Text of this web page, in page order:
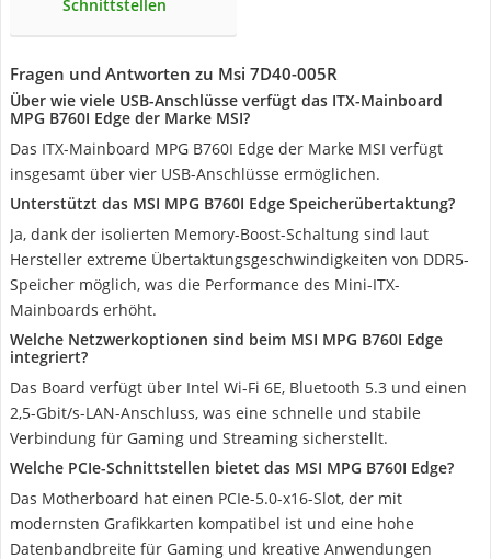
Schnittstellen
Fragen und Antworten zu Msi ‎7D40-005R
Über wie viele USB-Anschlüsse verfügt das ITX-Mainboard
MPG B760I Edge der Marke MSI?
Das ITX-Mainboard MPG B760I Edge der Marke MSI verfügt
insgesamt über vier USB-Anschlüsse ermöglichen.
Unterstützt das MSI MPG B760I Edge Speicherübertaktung?
Ja, dank der isolierten Memory-Boost-Schaltung sind laut
Hersteller extreme Übertaktungsgeschwindigkeiten von DDR5-
Speicher möglich, was die Performance des Mini-ITX-
Mainboards erhöht.
Welche Netzwerkoptionen sind beim MSI MPG B760I Edge
integriert?
Das Board verfügt über Intel Wi-Fi 6E, Bluetooth 5.3 und einen
2,5-Gbit/s-LAN-Anschluss, was eine schnelle und stabile
Verbindung für Gaming und Streaming sicherstellt.
Welche PCIe-Schnittstellen bietet das MSI MPG B760I Edge?
Das Motherboard hat einen PCIe-5.0-x16-Slot, der mit
modernsten Grafikkarten kompatibel ist und eine hohe
Datenbandbreite für Gaming und kreative Anwendungen